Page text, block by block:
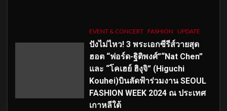
EVENT & CONCERT FASHION UPDATE
ปังไม่ไหว! 3 พระเอกซีรีส์วายสุด
ฮอต “ฟอร์ด-ฐิติพงศ์”“Nat Chen”
และ “โคเฮย์ ฮิงุจิ” (Higuchi
Kouhei)บินลัดฟ้าร่วมงาน SEOUL
FASHION WEEK 2024 ณ ประเทศ
เกาหลีใต้